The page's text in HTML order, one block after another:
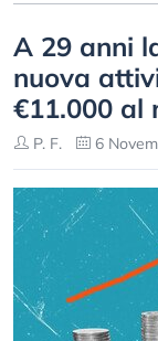
A 29 anni
nuova
€11.000 al
P. F. 6